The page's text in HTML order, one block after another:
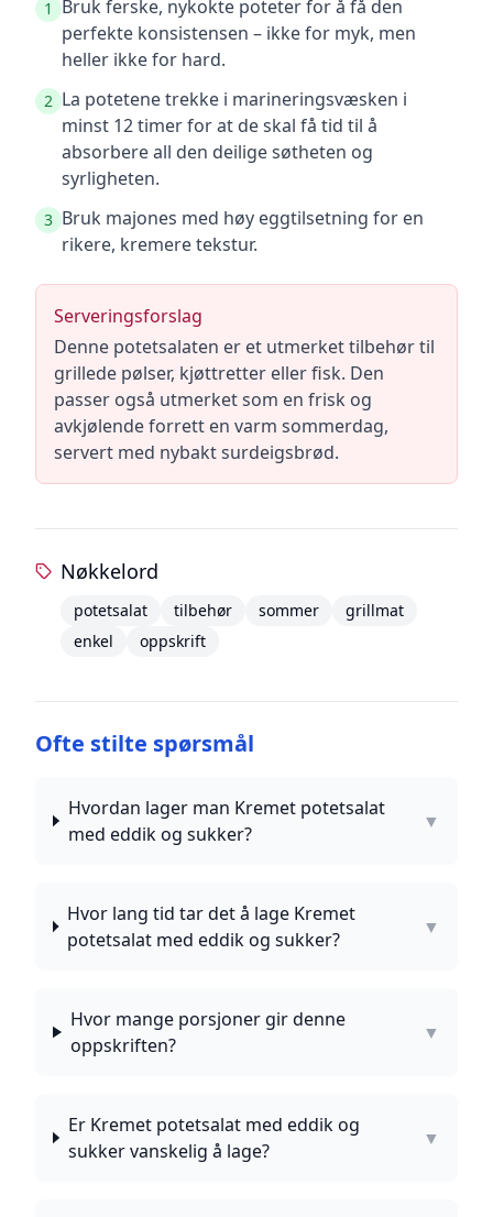
1
Bruk ferske, nykokte poteter for å få den
perfekte konsistensen – ikke for myk, men
heller ikke for hard.
2 La potetene trekke i marineringsvæsken i
minst 12 timer for at de skal få tid til å
absorbere all den deilige søtheten og
syrligheten.
3 Bruk majones med høy eggtilsetning for en
rikere, kremere tekstur.
Serveringsforslag
Denne potetsalaten er et utmerket tilbehør til
grillede pølser, kjøttretter eller fisk. Den
passer også utmerket som en frisk og
avkjølende forrett en varm sommerdag,
servert med nybakt surdeigsbrød.
Nøkkelord
potetsalat tilbehør sommer
grillmat
enkel
oppskrift
Ofte stilte spørsmål
Hvordan lager man Kremet potetsalat
med eddik og sukker?
▼
Hvor lang tid tar det å lage Kremet
potetsalat med eddik og sukker?
▼
Hvor mange porsjoner gir denne
oppskriften?
▼
Er Kremet potetsalat med eddik og
sukker vanskelig å lage?
▼